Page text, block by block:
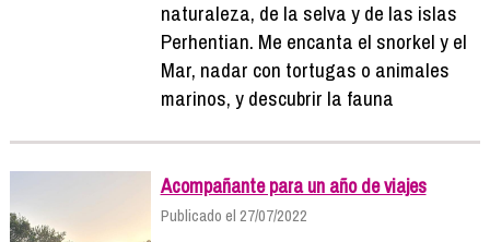
naturaleza, de la selva y de las islas
Perhentian. Me encanta el snorkel y el
Mar, nadar con tortugas o animales
marinos, y descubrir la fauna
Acompañante para un año de viajes
Publicado el 27/07/2022